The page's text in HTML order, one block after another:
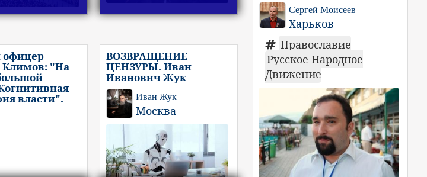
офицер
"На
власти".
ВОЗВРАЩЕНИЕ
ЦЕНЗУРЫ. Иван
Иванович Жук
Иван Жук
Москва
Сергей Моисеев
Харьков
Православие
Русское Народное
Движение